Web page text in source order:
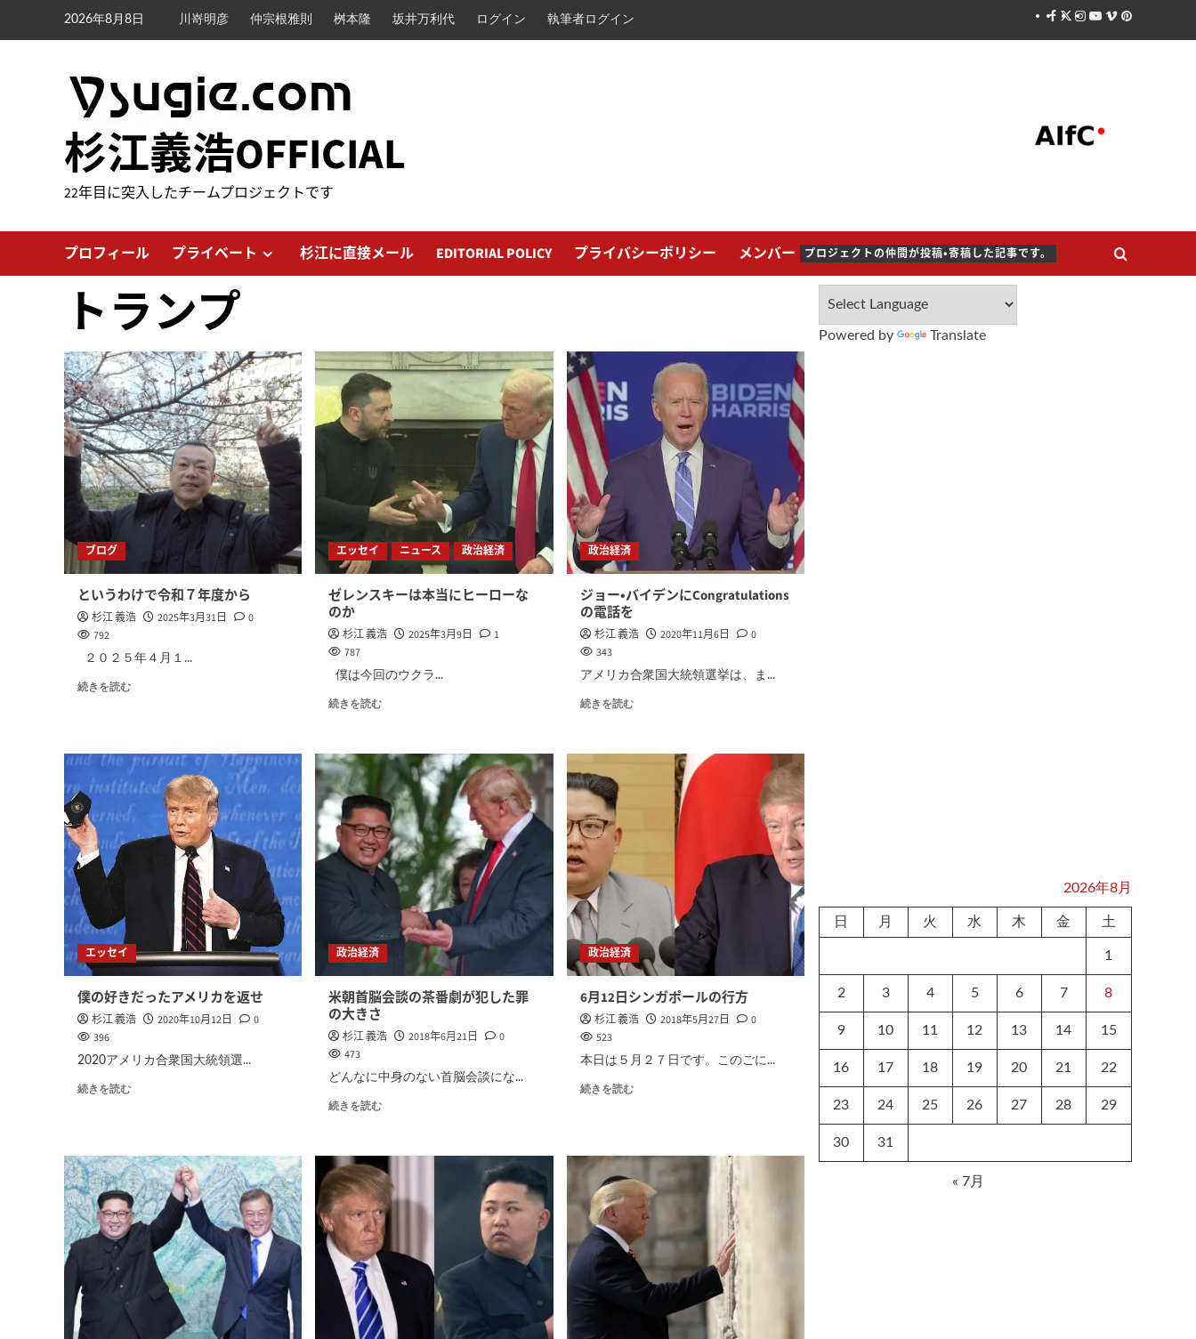
2026年8月8日 川嵜明彦 仲宗根雅則 桝本隆 坂井万利代 ログイン 執筆者ログイン Facebook
X Instagram
Youtube
VimeoPinterest
杉江義浩OFFICIAL
22年目に突入したチームプロジェクトです
プロフィール プライベート 杉江に直接メール EDITORIAL POLICY プライバシーポリシー メンバー プロジェクトの仲間が投稿・寄稿した記事です。
トランプ
ブログ
というわけで令和７年度から
杉江 義浩 2025年3月31日
0
792
２０２５年４月１...
続きを読む
エッセイ ニュース 政治経済
ゼレンスキーは本当にヒーローな
のか
杉江 義浩 2025年3月9日
1
787
僕は今回のウクラ...
続きを読む
政治経済
ジョー・バイデンにCongratulations
の電話を
杉江 義浩 2020年11月6日
0
343
アメリカ合衆国大統領選挙は、ま...
続きを読む
エッセイ
僕の好きだったアメリカを返せ
杉江 義浩 2020年10月12日
0
396
2020アメリカ合衆国大統領選...
続きを読む
政治経済
米朝首脳会談の茶番劇が犯した罪
の大きさ
杉江 義浩 2018年6月21日
0
473
どんなに中身のない首脳会談にな...
続きを読む
政治経済
6月12日シンガポールの行方
杉江 義浩 2018年5月27日
0
523
本日は５月２７日です。このごに...
続きを読む
Powered by Translate
2026年8月
日 月 火 水 木 金 土
1
2 3 4 5 6 7 8
9 10 11 12 13 14 15
16 17 18 19 20 21 22
23 24 25 26 27 28 29
30 31
« 7月